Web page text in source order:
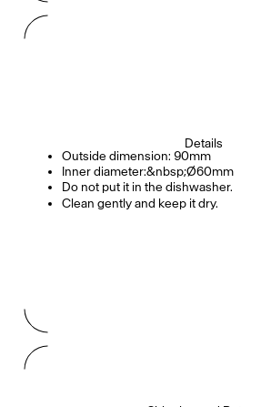
Details
Outside dimension: 90mm
Inner diameter:&nbsp;Ø60mm
Do not put it in the dishwasher.
Clean gently and keep it dry.